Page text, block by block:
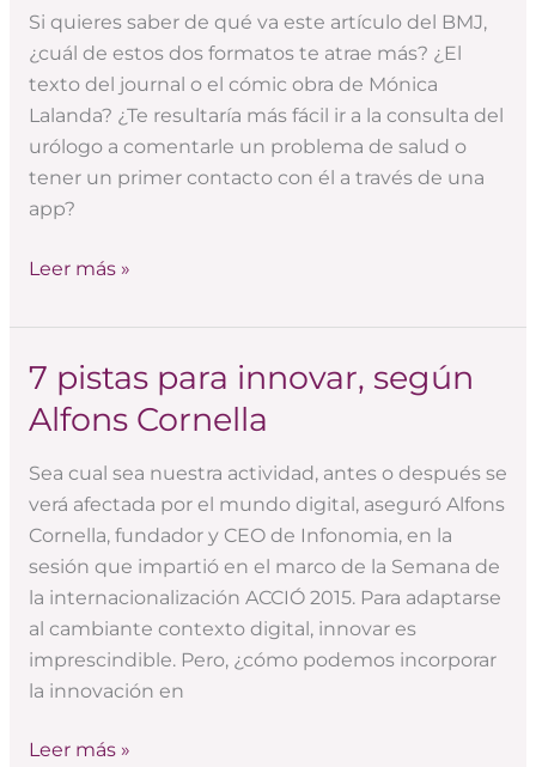
Si quieres saber de qué va este artículo del BMJ,
¿cuál de estos dos formatos te atrae más? ¿El
texto del journal o el cómic obra de Mónica
Lalanda? ¿Te resultaría más fácil ir a la consulta del
urólogo a comentarle un problema de salud o
tener un primer contacto con él a través de una
app?
humor
para
comunicar
ciencia
Leer más »
7 pistas para innovar, según
Alfons Cornella
Sea cual sea nuestra actividad, antes o después se
verá afectada por el mundo digital, aseguró Alfons
Cornella, fundador y CEO de Infonomia, en la
sesión que impartió en el marco de la Semana de
la internacionalización ACCIÓ 2015. Para adaptarse
al cambiante contexto digital, innovar es
imprescindible. Pero, ¿cómo podemos incorporar
la innovación en
7
pistas
para
innovar,
según
Alfons
Cornella
Leer más »